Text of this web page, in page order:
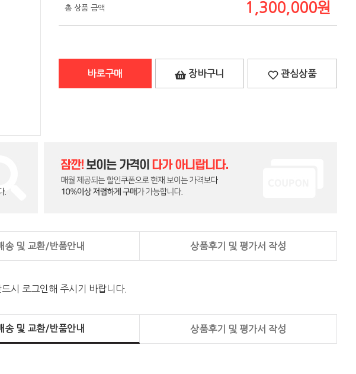
총 상품 금액 1,300,000원
바로구매 장바구니 관심상품
송 및 교환/반품안내 상품후기 및 평가서 작성
시 로그인해 주시기 바랍니다.
송 및 교환/반품안내 상품후기 및 평가서 작성